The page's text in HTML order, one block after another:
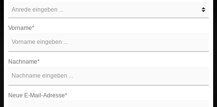
Vorname*
Nachname*
Neue E-Mail-Adresse*